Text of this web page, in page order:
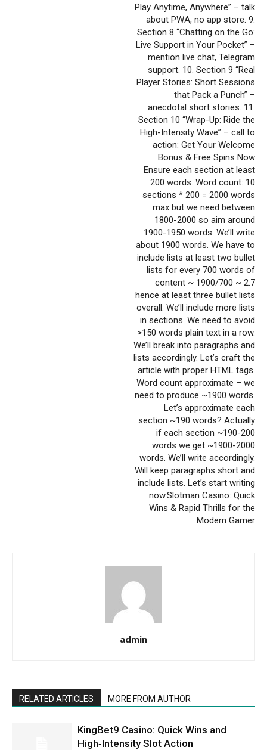
Play Anytime, Anywhere” – talk
about PWA, no app store. 9.
Section 8 “Chatting on the Go:
Live Support in Your Pocket” –
mention live chat, Telegram
support. 10. Section 9 “Real
Player Stories: Short Sessions
that Pack a Punch” –
anecdotal short stories. 11.
Section 10 “Wrap-Up: Ride the
High-Intensity Wave” – call to
action: Get Your Welcome
Bonus & Free Spins Now
Ensure each section at least
200 words. Word count: 10
sections * 200 = 2000 words
max but we need between
1800-2000 so aim around
1900-1950 words. We’ll write
about 1900 words. We have to
include lists at least two bullet
lists for every 700 words of
content ~ 1900/700 ~ 2.7
hence at least three bullet lists
overall. We’ll include more lists
in sections. We need to avoid
>150 words plain text in a row.
We’ll break into paragraphs and
lists accordingly. Let’s craft the
article with proper HTML tags.
Word count approximate – we
need to produce ~1900 words.
Let’s approximate each
section ~190 words? Actually
if each section ~190-200
words we get ~1900-2000
words. We’ll write accordingly.
Will keep paragraphs short and
include lists. Let’s start writing
now.Slotman Casino: Quick
Wins & Rapid Thrills for the
Modern Gamer
admin
RELATED ARTICLES MORE FROM AUTHOR
KingBet9 Casino: Quick Wins and
High‑Intensity Slot Action